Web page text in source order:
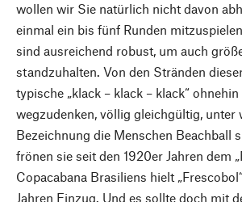
wollen wir Sie natürlich nicht davon
einmal ein bis fünf Runden
sind ausreichend robust, um auch
standzuhalten. Von den Stränden
typische „klack – klack – klack“
wegzudenken, völlig gleichgültig, unter
Bezeichnung die Menschen Beachball
frönen sie seit den 1920er Jahren dem
Copacabana Brasiliens hielt
Jahren Einzug. Und es sollte doch mit